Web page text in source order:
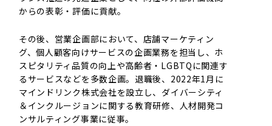
からの表彰・評価に貢献。
その後、営業企画部において、店舗マーケティン
グ、個人顧客向けサービスの企画業務を担当し、ホ
スピタリティ品質の向上や高齢者・LGBTQに関連す
るサービスなどを多数企画。退職後、2022年1月に
マインドリンク株式会社を設立し、ダイバーシティ
＆インクルージョンに関する教育研修、人材開発コ
ンサルティング事業に従事。